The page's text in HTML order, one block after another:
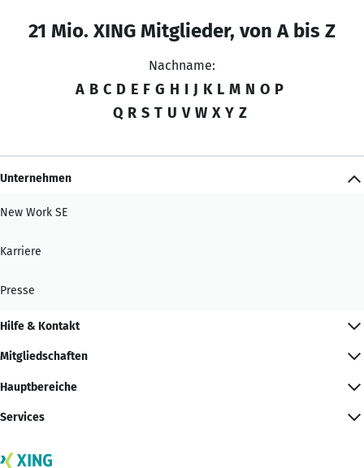
21 Mio. XING Mitglieder, von A bis Z
Nachname:
A B C D E F G H I J K L M N O P
Q R S T U V W X Y Z
Unternehmen
New Work SE
Karriere
Presse
Hilfe & Kontakt
Mitgliedschaften
Hauptbereiche
Services